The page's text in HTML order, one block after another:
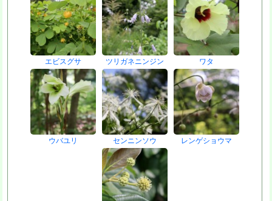
エビスグサ ツリガネニンジン ワタ
ウバユリ センニンソウ レンゲショウマ